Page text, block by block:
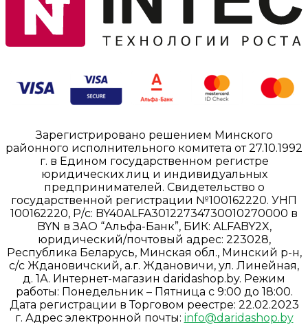
Зарегистрировано решением Минского
районного исполнительного комитета от 27.10.1992
г. в Едином государственном регистре
юридических лиц и индивидуальных
предпринимателей. Свидетельство о
государственной регистрации №100162220. УНП
100162220, Р/с: BY40ALFA30122734730010270000 в
BYN в ЗАО “Альфа-Банк”, БИК: ALFABY2X,
юридический/почтовый адрес: 223028,
Республика Беларусь, Минская обл., Минский р-н,
с/с Ждановичский, а.г. Ждановичи, ул. Линейная,
д. 1А. Интернет-магазин daridashop.by. Режим
работы: Понедельник – Пятница с 9:00 до 18:00.
Дата регистрации в Торговом реестре: 22.02.2023
г. Адрес электронной почты: info@daridashop.by